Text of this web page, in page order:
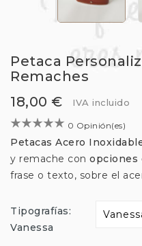
Petaca
Remaches
18,00 €
IVA incluido
0 Opinión(es)
Petacas Acero
y remache con opciones
frase o texto, sobre el
Tipografías:
Vanessa